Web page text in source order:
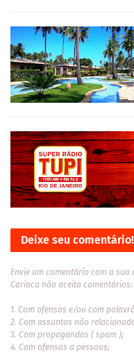
Deixe seu comentário!
Envie um comentário com a
Carioca não aceita comentários:
1. Com ofensas e/ou com
2. Com assuntos não
3. Com propagandas ( spam );
4. Com ofensas a pessoas;